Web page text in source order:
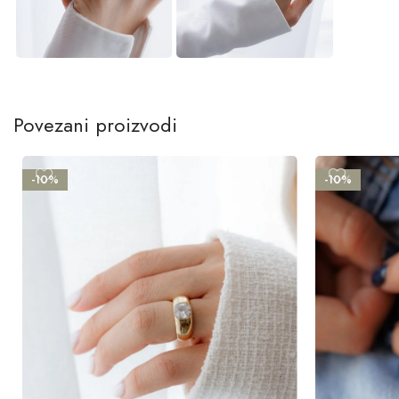
Povezani proizvodi
-10% -10%